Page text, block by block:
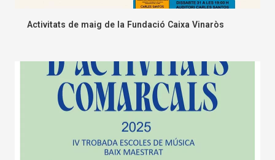
Activitats de maig de la Fundació Caixa Vinaròs